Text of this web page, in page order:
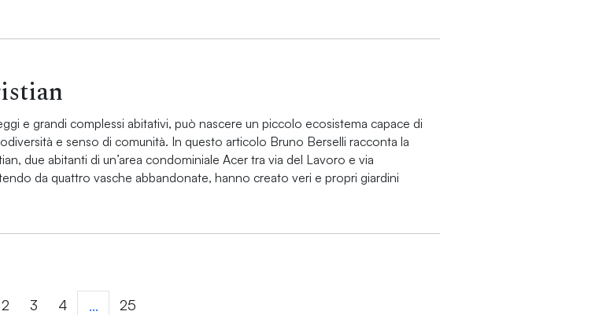
e grandi complessi abitativi, può nascere un piccolo ecosistema capace di
e senso di comunità. In questo articolo Bruno Berselli racconta la
due abitanti di un’area condominiale Acer tra via del Lavoro e via
da quattro vasche abbandonate, hanno creato veri e propri giardini
2 3 4 ... 25